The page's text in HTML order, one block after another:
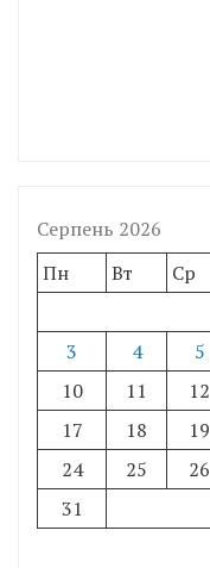
Серпень 2026
Пн
Вт Ср
3
4 5
10
11 12
17
18 19
24
25 26
31